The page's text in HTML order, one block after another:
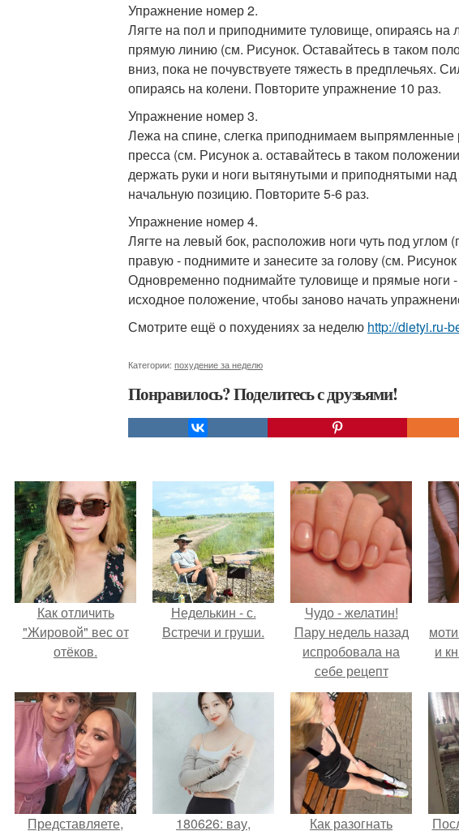
Упражнение номер 2.
Лягте на пол и приподнимите туловище, опираясь
прямую линию (см. Рисунок. Оставайтесь в таком
вниз, пока не почувствуете тяжесть в предплечьях.
опираясь на колени. Повторите упражнение 10 раз.
Упражнение номер 3.
Лежа на спине, слегка приподнимаем
пресса (см. Рисунок а. оставайтесь в таком
держать руки и ноги вытянутыми и приподнятыми
начальную позицию. Повторите 5-6 раз.
Упражнение номер 4.
Лягте на левый бок, расположив ноги чуть под
правую - поднимите и занесите за голову (см. Рисунок
Одновременно поднимайте туловище и прямые ноги -
исходное положение, чтобы заново начать
Смотрите ещё о похудениях за неделю http://dietyi.ru-
Категории: похудение за неделю
Понравилось? Поделитесь с друзьями!
Как отличить
"Жировой" вес от
отёков.
Неделькин - с.
Встречи и груши.
Чудо - желатин!
Пару недель назад
испробовала на
себе рецепт
приёма желатина
по утрам.
и
Представляете, 180626: вау, Как разогнать